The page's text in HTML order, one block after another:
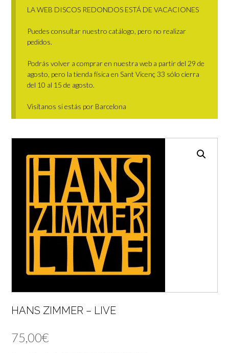
LA WEB DISCOS REDONDOS ESTÁ DE VACACIONES
Puedes consultar nuestro catálogo, pero no realizar
pedidos.
Podrás volver a comprar en nuestra web a partir del 29 de
agosto, pero la tienda física en Sant Vicenç 33 sólo cierra
del 10 al 15 de agosto.
Visítanos si estás por Barcelona
HANS ZIMMER – LIVE
75,00€